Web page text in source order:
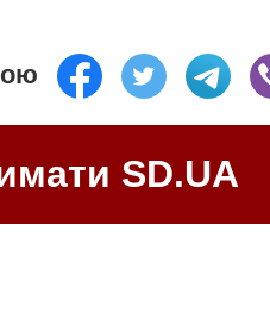
SD.UA